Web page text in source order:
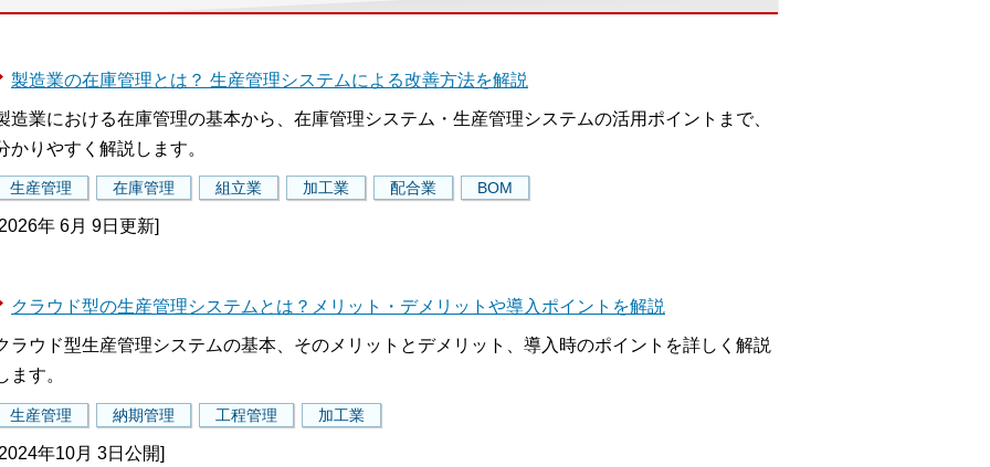
製造業の在庫管理とは？ 生産管理システムによる改善方法を解説
造業における在庫管理の基本から、在庫管理システム・生産管理システムの活用ポイントまで、
かりやすく解説します。
生産管理 在庫管理 組立業 加工業 配合業 BOM
年 6月 9日更新]
クラウド型の生産管理システムとは？メリット・デメリットや導入ポイントを解説
ラウド型生産管理システムの基本、そのメリットとデメリット、導入時のポイントを詳しく解説
ます。
生産管理 納期管理 工程管理 加工業
年10月 3日公開]